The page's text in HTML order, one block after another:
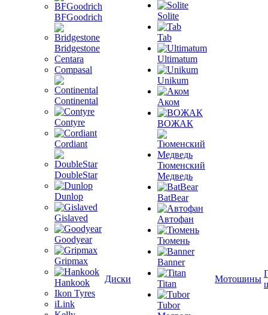
BFGoodrich
Bridgestone
Centara
Compasal
Continental
Contyre
Cordiant
DoubleStar
Dunlop
Gislaved
Goodyear
Gripmax
Hankook
Ikon Tyres
iLink
Диски
Solite
Tab
Ultimatum
Unikum
Аком
ВОЖАК
Тюменский
Медведь
BatBear
Автофан
Тюмень
Banner
Titan
Tubor
Мотошины